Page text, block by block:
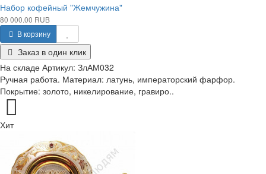
Набор кофейный "Жемчужина"
80 000.00 RUB
В корзину
Заказ в один клик
На складе Артикул: ЗлАМ032
Ручная работа. Материал: латунь, императорский фарфор.
Покрытие: золото, никелирование, гравиро..
Хит